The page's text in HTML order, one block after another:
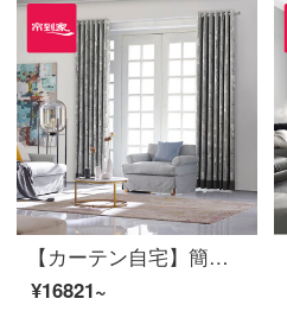
【カーテン自宅】簡単に高い遮光ジャカードカスタムカーテン製品ペガソリビングルーム書斎現代上下連結定型カーテンLDC 20 SSC-4401 Sフック/カーテンなし(高さ2.6 m以内で変更可能)XLカーテンセット/ダブルオープン(適用窓幅4.1-4.4 m)
¥16821~